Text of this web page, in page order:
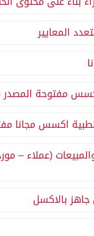
المعايير
مفتوحة المصدر
اكسس مجانا
(عملاء –
بالاكسل